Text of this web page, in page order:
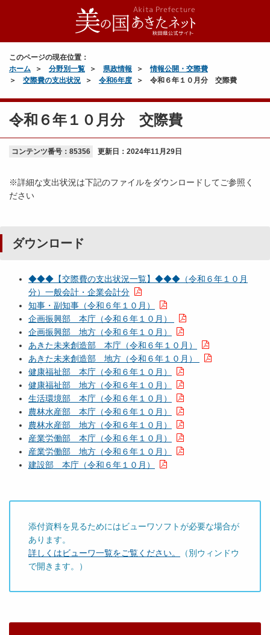
このページの現在位置：
ホーム
分野別一覧 県政情報
情報公開・交際費
交際費の支出状況
令和6年度 令和６年１０月分 交際費
令和６年１０月分 交際費
コンテンツ番号：85356 更新日： 2024年11月29日
※詳細な支出状況は下記のファイルをダウンロードしてご参照く
ださい
ダウンロード
◆◆◆【交際費の支出状況一覧】◆◆◆（令和６年１０月
分）一般会計・企業会計分
知事・副知事（令和６年１０月）
企画振興部 本庁（令和６年１０月）
企画振興部 地方（令和６年１０月）
あきた未来創造部 本庁（令和６年１０月）
あきた未来創造部 地方（令和６年１０月）
健康福祉部 本庁（令和６年１０月）
健康福祉部 地方（令和６年１０月）
生活環境部 本庁（令和６年１０月）
農林水産部 本庁（令和６年１０月）
農林水産部 地方（令和６年１０月）
産業労働部 本庁（令和６年１０月）
産業労働部 地方（令和６年１０月）
建設部 本庁（令和６年１０月）
添付資料を見るためにはビューワソフトが必要な場合が
あります。
詳しくはビューワ一覧をご覧ください。
（別ウィンドウ
で開きます。）